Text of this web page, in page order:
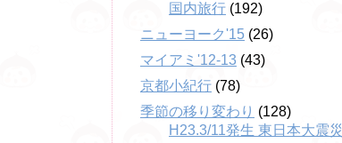
国内旅行 (192)
ニューヨーク'15 (26)
マイアミ'12-13 (43)
京都小紀行 (78)
季節の移り変わり (128)
H23.3/11発生 東日本大震災